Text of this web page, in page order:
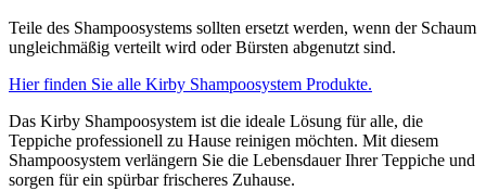
Teile des Shampoosystems sollten ersetzt werden, wenn der Schaum
ungleichmäßig verteilt wird oder Bürsten abgenutzt sind.
Hier finden Sie alle Kirby Shampoosystem Produkte.
Das Kirby Shampoosystem ist die ideale Lösung für alle, die
Teppiche professionell zu Hause reinigen möchten. Mit diesem
Shampoosystem verlängern Sie die Lebensdauer Ihrer Teppiche und
sorgen für ein spürbar frischeres Zuhause.